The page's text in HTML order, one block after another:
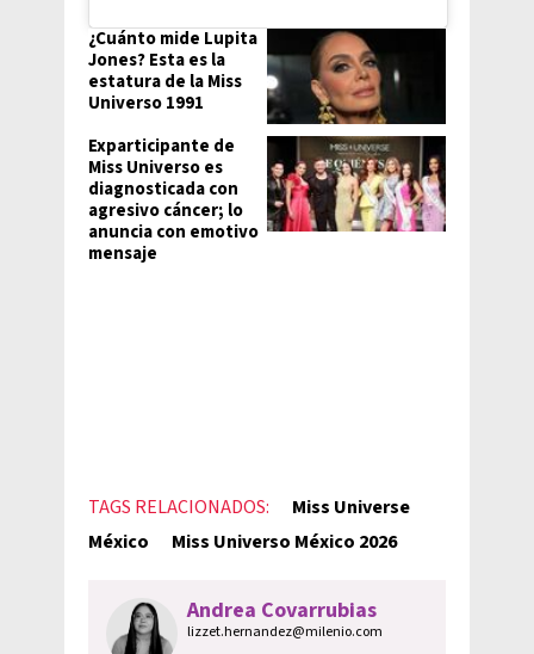
¿Cuánto mide Lupita
Jones? Esta es la
estatura de la Miss
Universo 1991
Exparticipante de
Miss Universo es
diagnosticada con
agresivo cáncer; lo
anuncia con emotivo
mensaje
TAGS RELACIONADOS:
Miss Universe
México
Miss Universo México 2026
Andrea Covarrubias
lizzet.hernandez@milenio.com